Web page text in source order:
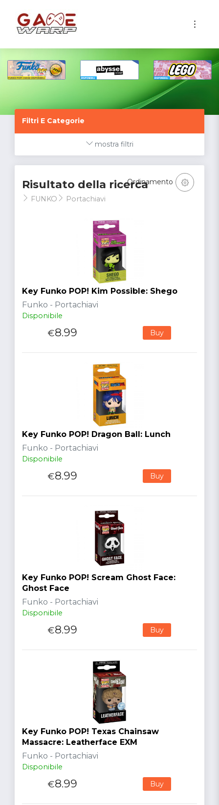
Filtri E Categorie
mostra filtri
Risultato della ricerca
FUNKO Portachiavi
Ordinamento
Key Funko POP! Kim Possible: Shego
Funko - Portachiavi
Disponibile
€8.99 Buy
Key Funko POP! Dragon Ball: Lunch
Funko - Portachiavi
Disponibile
€8.99 Buy
Key Funko POP! Scream Ghost Face:
Ghost Face
Funko - Portachiavi
Disponibile
€8.99 Buy
Key Funko POP! Texas Chainsaw
Massacre: Leatherface EXM
Funko - Portachiavi
Disponibile
€8.99 Buy